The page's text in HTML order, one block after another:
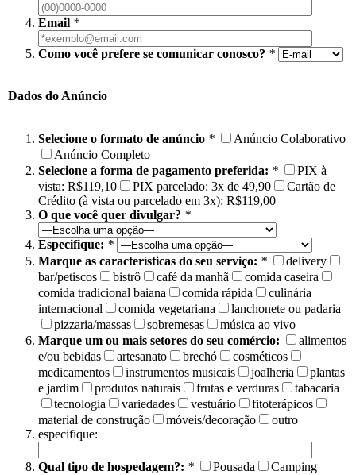
Email *
Como você prefere se comunicar conosco? *
Dados do Anúncio
Selecione o formato de anúncio *
Anúncio Colaborativo
Anúncio Completo
Selecione a forma de pagamento preferida: *
PIX à
vista: R$119,10
PIX parcelado: 3x de 49,90
Cartão de
Crédito (à vista ou parcelado em 3x): R$119,00
O que você quer divulgar? *
Especifique: *
Marque as características do seu serviço: *
delivery
bar/petiscos
bistrô café da manhã
comida caseira
comida tradicional baiana
comida rápida
culinária
internacional
comida vegetariana
lanchonete ou padaria
pizzaria/massas
sobremesas
música ao vivo
Marque um ou mais setores do seu comércio:
alimentos
e/ou bebidas
artesanato brechó
cosméticos
medicamentos
instrumentos musicais joalheria
plantas
e jardim
produtos naturais frutas e verduras
tabacaria
tecnologia
variedades vestuário
fitoterápicos
material de construção
móveis/decoração
outro
especifique:
Qual tipo de hospedagem?: * Pousada
Camping